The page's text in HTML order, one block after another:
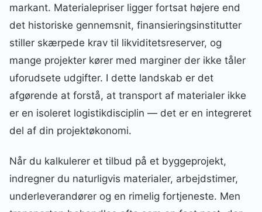
markant. Materialepriser ligger fortsat højere end
det historiske gennemsnit, finansieringsinstitutter
stiller skærpede krav til likviditetsreserver, og
mange projekter kører med marginer der ikke tåler
uforudsete udgifter. I dette landskab er det
afgørende at forstå, at transport af materialer ikke
er en isoleret logistikdisciplin — det er en integreret
del af din projektøkonomi.
Når du kalkulerer et tilbud på et byggeprojekt,
indregner du naturligvis materialer, arbejdstimer,
underleverandører og en rimelig fortjeneste. Men